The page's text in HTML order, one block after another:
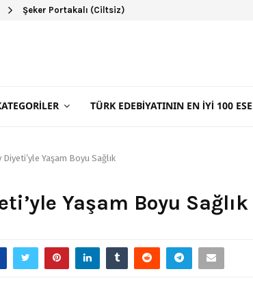
Üç Kız Kardeş – İclal Aydın
TÜRK EDEBIYATININ EN İYI 100
Diyeti’yle Yaşam Boyu Sağlık
Yaşam Boyu Sağlık